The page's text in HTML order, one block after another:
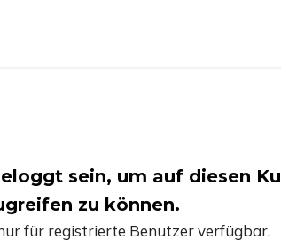
sein, um auf diesen
zu können.
für registrierte Benutzer verfügbar.